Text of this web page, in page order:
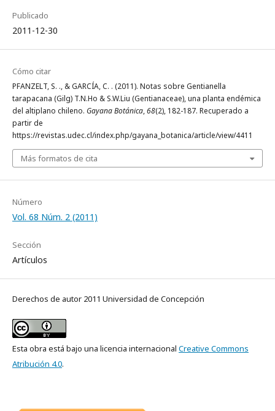
Publicado
2011-12-30
Cómo citar
PFANZELT, S. ., & GARCÍA, C. . (2011). Notas sobre Gentianella
tarapacana (Gilg) T.N.Ho & S.W.Liu (Gentianaceae), una planta endémica
del altiplano chileno. Gayana Botánica,68(2), 182-187. Recuperado a
partir de
https://revistas.udec.cl/index.php/gayana_botanica/article/view/4411
Más formatos de cita
Número
Vol. 68 Núm. 2 (2011)
Sección
Artículos
Derechos de autor 2011 Universidad de Concepción
Esta obra está bajo una licencia internacional Creative Commons
Atribución 4.0.